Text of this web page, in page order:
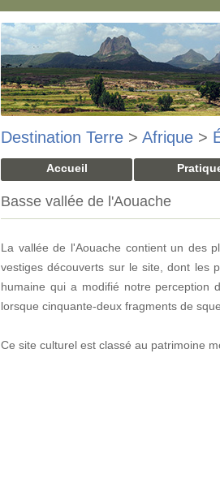
Destination Terre > Afrique >
Accueil
Basse vallée de l'Aouache
La vallée de l'Aouache contient un des
vestiges découverts sur le site, dont les
humaine qui a modifié notre perception
lorsque cinquante-deux fragments de
Ce site culturel est classé au patrimoine